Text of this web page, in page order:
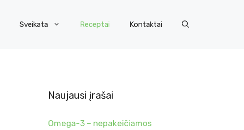
Sveikata Receptai Kontaktai
Naujausi įrašai
Omega-3 – nepakeičiamos